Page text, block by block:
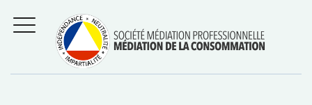
Régler les litiges
entre
consommateurs et
professionnels avec
la médiation de la
consommation
MENU